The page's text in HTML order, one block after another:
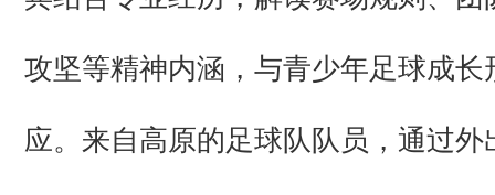
攻坚等精神内涵，与青少年足球成长
应。来自高原的足球队队员，通过外